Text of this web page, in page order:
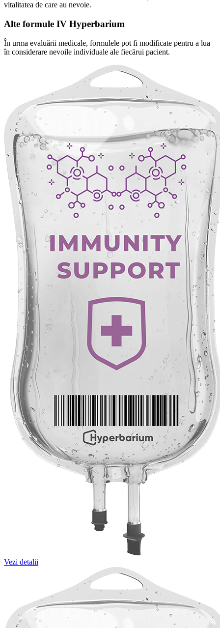
vitalitatea de care au nevoie.
Alte formule IV Hyperbarium
În urma evaluării medicale, formulele pot fi modificate pentru a lua
în considerare nevoile individuale ale fiecărui pacient.
Vezi detalii